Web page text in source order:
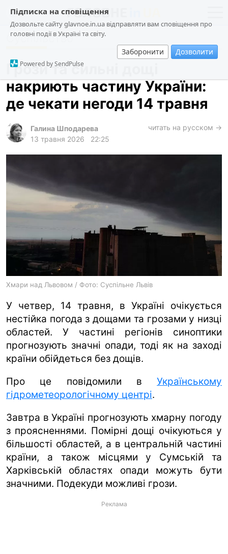
Підписка на сповіщення
Дозвольте сайту glavnoe.in.ua відправляти вам сповіщення про
головні події в Україні та світу.
Заборонити Дозволити
Powered by SendPulse
новини
про проєкт
суспільство
події
кримінал
архів
gambling
ua ru en
Суспільство
Грози та сильні дощі
накриють частину України:
де чекати негоди 14 травня
Галина Шподарева
13 травня 2026
22:25
читать на русском →
Хмари над Львовом / Фото: Суспільне Львів
У четвер, 14 травня, в Україні очікується
нестійка погода з дощами та грозами у низці
областей. У частині регіонів синоптики
прогнозують значні опади, тоді як на заході
країни обійдеться без дощів.
Про це повідомили в Українському
гідрометеорологічному центрі.
Завтра в Україні прогнозують хмарну погоду
з проясненнями. Помірні дощі очікуються у
більшості областей, а в центральній частині
країни, а також місцями у Сумській та
Харківській областях опади можуть бути
значними. Подекуди можливі грози.
Реклама